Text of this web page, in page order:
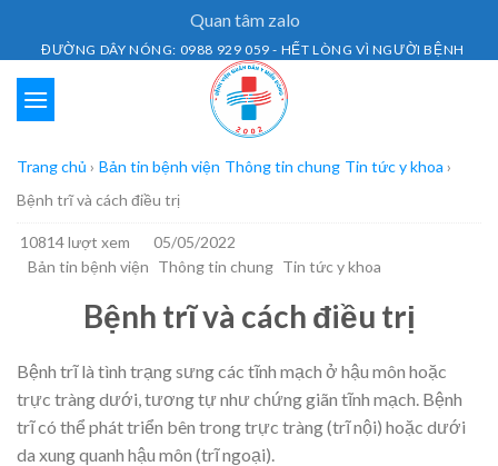
Quan tâm zalo
ĐƯỜNG DÂY NÓNG: 0988 929 059 - HẾT LÒNG VÌ NGƯỜI BỆNH
Trang chủ › Bản tin bệnh viện Thông tin chung Tin tức y khoa ›
Bệnh trĩ và cách điều trị
10814 lượt xem
05/05/2022
Bản tin bệnh viện Thông tin chung Tin tức y khoa
Bệnh trĩ và cách điều trị
Bệnh trĩ là tình trạng sưng các tĩnh mạch ở hậu môn hoặc
trực tràng dưới, tương tự như chứng giãn tĩnh mạch. Bệnh
trĩ có thể phát triển bên trong trực tràng (trĩ nội) hoặc dưới
da xung quanh hậu môn (trĩ ngoại).